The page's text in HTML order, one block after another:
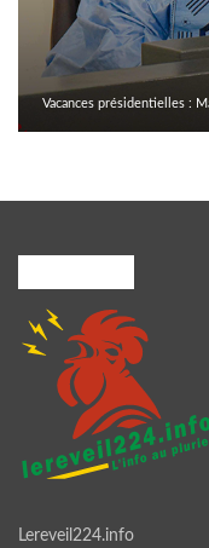
Vacances présidentielles :
Lereveil224.info